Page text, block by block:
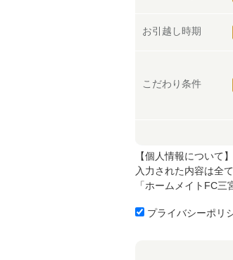
お引越し時期
こだわり条件
【個人情報について】
入力された内容は全
「ホームメイトFC
プライバシーポリ